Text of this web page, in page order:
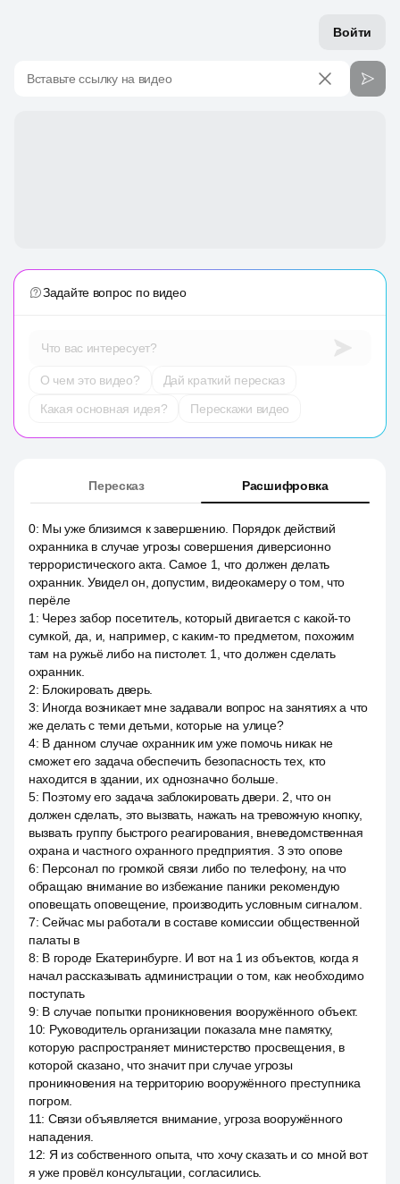
Войти
Вставьте ссылку на видео
Задайте вопрос по видео
Что вас интересует?
О чем это видео?
Дай краткий пересказ
Какая основная идея?
Перескажи видео
Пересказ Расшифровка
0: Мы уже близимся к завершению. Порядок действий
охранника в случае угрозы совершения диверсионно
террористического акта. Самое 1, что должен делать
охранник. Увидел он, допустим, видеокамеру о том, что
перёле
1 : Через забор посетитель, который двигается с какой-то
сумкой, да, и, например, с каким-то предметом, похожим
там на ружьё либо на пистолет. 1, что должен сделать
охранник.
2: Блокировать дверь.
3: Иногда возникает мне задавали вопрос на занятиях а что
же делать с теми детьми, которые на улице?
4: В данном случае охранник им уже помочь никак не
сможет его задача обеспечить безопасность тех, кто
находится в здании, их однозначно больше.
5: Поэтому его задача заблокировать двери. 2, что он
должен сделать, это вызвать, нажать на тревожную кнопку,
вызвать группу быстрого реагирования, вневедомственная
охрана и частного охранного предприятия. 3 это опове
6: Персонал по громкой связи либо по телефону, на что
обращаю внимание во избежание паники рекомендую
оповещать оповещение, производить условным сигналом.
7:Сейчас мы работали в составе комиссии общественной
палаты в
8: В городе Екатеринбурге. И вот на 1 из объектов, когда я
начал рассказывать администрации о том, как необходимо
поступать
9: В случае попытки проникновения вооружённого объект.
10: Руководитель организации показала мне памятку,
которую распространяет министерство просвещения, в
которой сказано, что значит при случае угрозы
проникновения на территорию вооружённого преступника
погром.
11: Связи объявляется внимание, угроза вооружённого
нападения.
12: Я из собственного опыта, что хочу сказать и со мной вот
я уже провёл консультации, согласились.